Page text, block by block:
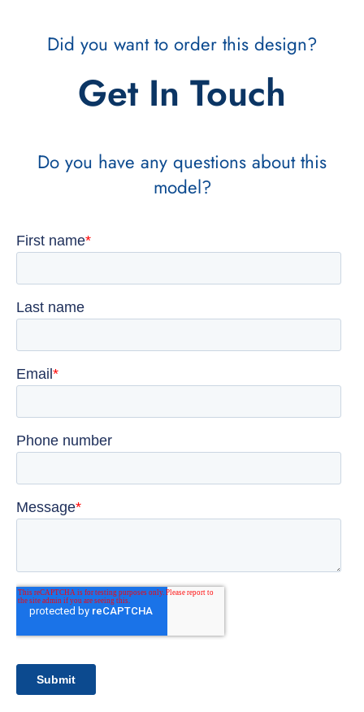
Did you want to order this design?
Get In Touch
Do you have any questions about this
model?